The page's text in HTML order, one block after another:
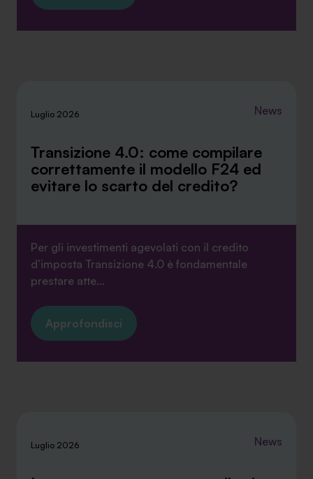
Luglio 2026 News
Transizione 4.0: come compilare
correttamente il modello F24 ed
evitare lo scarto del credito?
Per gli investimenti agevolati con il credito
d’imposta Transizione 4.0 è fondamentale
prestare atte...
Approfondisci
Luglio 2026 News